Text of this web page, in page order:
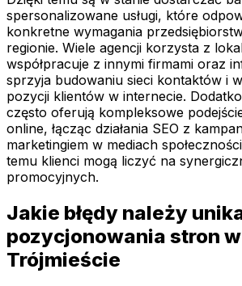
spersonalizowane usługi, które
konkretne wymagania
regionie. Wiele agencji korzysta z
współpracuje z innymi firmami oraz
sprzyja budowaniu sieci kontaktów i
pozycji klientów w internecie.
często oferują kompleksowe
online, łącząc działania SEO z
marketingiem w mediach
temu klienci mogą liczyć na
promocyjnych.
Jakie błędy należy
pozycjonowania stron w
Trójmieście